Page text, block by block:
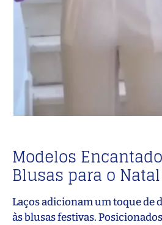
Modelos
Blusas para o
Laços adicionam um toque de
às blusas festivas.